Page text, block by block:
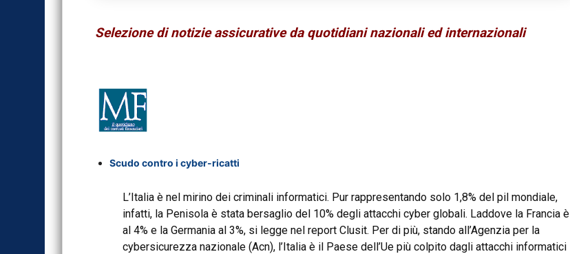
Selezione di notizie assicurative da quotidiani nazionali ed internazionali
Scudo contro i cyber-ricatti
L’Italia è nel mirino dei criminali informatici. Pur rappresentando solo 1,8% del pil mondiale,
infatti, la Penisola è stata bersaglio del 10% degli attacchi cyber globali. Laddove la Francia è
al 4% e la Germania al 3%, si legge nel report Clusit. Per di più, stando all’Agenzia per la
cybersicurezza nazionale (Acn), l’Italia è il Paese dell’Ue più colpito dagli attacchi informatici